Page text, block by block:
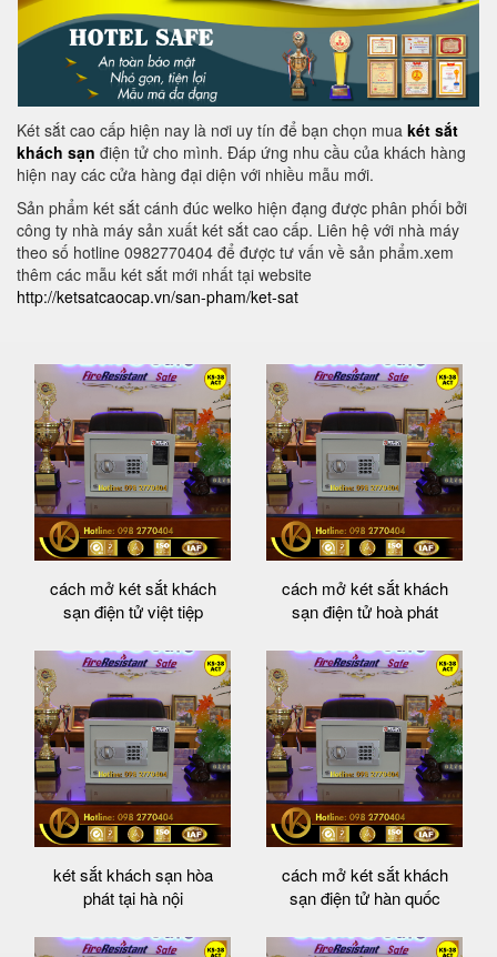
Két sắt cao cấp hiện nay là nơi uy tín để bạn chọn mua két sắt
khách sạn điện tử cho mình. Đáp ứng nhu cầu của khách hàng
hiện nay các cửa hàng đại diện với nhiều mẫu mới.
Sản phẩm két sắt cánh đúc welko hiện đạng được phân phối bởi
công ty nhà máy sản xuất két sắt cao cấp. Liên hệ với nhà máy
theo số hotline 0982770404 để được tư vấn về sản phẩm.xem
thêm các mẫu két sắt mới nhất tại website
http://ketsatcaocap.vn/san-pham/ket-sat
cách mở két sắt khách
sạn điện tử việt tiệp
cách mở két sắt khách
sạn điện tử hoà phát
két sắt khách sạn hòa
phát tại hà nội
cách mở két sắt khách
sạn điện tử hàn quốc